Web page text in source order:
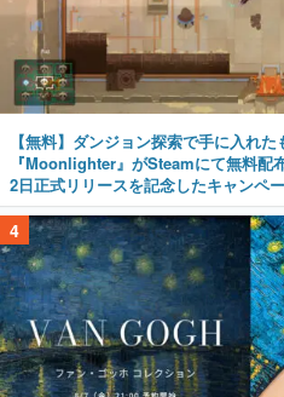
【無料】ダンジョン探索で手に入れ
『Moonlighter』がSteamにて無料
2日正式リリースを記念したキャンペ
4